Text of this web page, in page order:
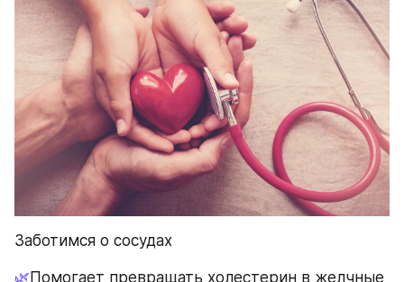
Заботимся о сосудах
🌿Помогает превращать холестерин в желчные